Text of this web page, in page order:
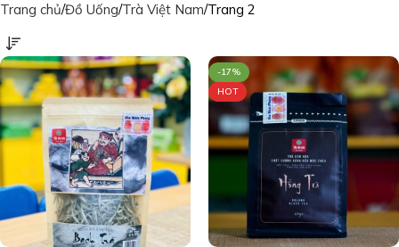
Trang chủ Đồ Uống Trà Việt Nam Trang 2
-17%
HOT